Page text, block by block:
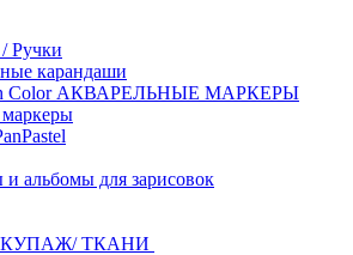
Ручки
карандаши
Color АКВАРЕЛЬНЫЕ МАРКЕРЫ
и альбомы для зарисовок
ТКАНИ